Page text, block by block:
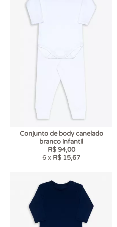
Conjunto de body canelado
branco infantil
R$ 94,00
6 x R$ 15,67